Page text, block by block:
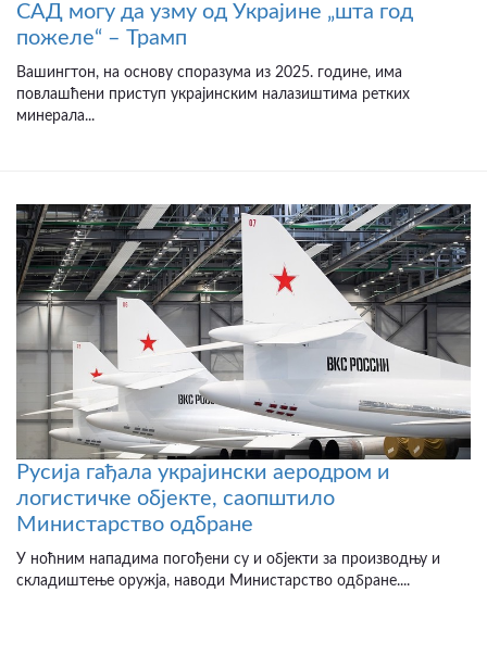
САД могу да узму од Украјине „шта год
пожеле“ – Трамп
Вашингтон, на основу споразума из 2025. године, има
повлашћени приступ украјинским налазиштима ретких
минерала...
Русија гађала украјински аеродром и
логистичке објекте, саопштило
Министарство одбране
У ноћним нападима погођени су и објекти за производњу и
складиштење оружја, наводи Министарство одбране....